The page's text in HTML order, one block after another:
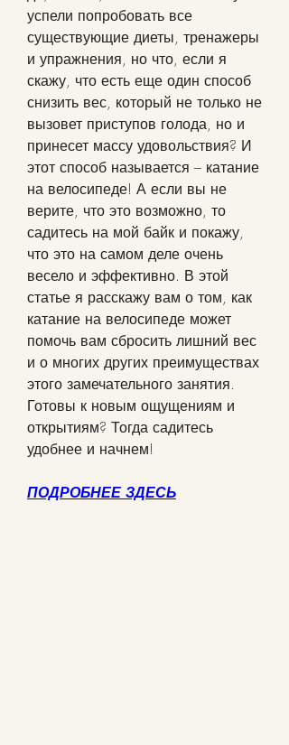
успели попробовать все
существующие диеты, тренажеры
и упражнения, но что, если я
скажу, что есть еще один способ
снизить вес, который не только не
вызовет приступов голода, но и
принесет массу удовольствия? И
этот способ называется – катание
на велосипеде! А если вы не
верите, что это возможно, то
садитесь на мой байк и покажу,
что это на самом деле очень
весело и эффективно. В этой
статье я расскажу вам о том, как
катание на велосипеде может
помочь вам сбросить лишний вес
и о многих других преимуществах
этого замечательного занятия.
Готовы к новым ощущениям и
открытиям? Тогда садитесь
удобнее и начнем!
ПОДРОБНЕЕ ЗДЕСЬ